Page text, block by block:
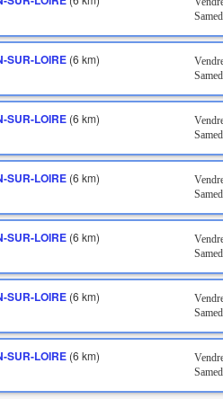
SUR-LOIRE(6 km)
SUR-LOIRE(6 km)
SUR-LOIRE(6 km)
SUR-LOIRE(6 km)
SUR-LOIRE(6 km)
SUR-LOIRE(6 km)